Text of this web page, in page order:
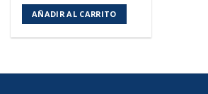
AÑADIR AL CARRITO